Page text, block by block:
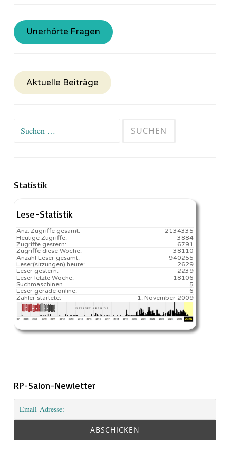
Unerhörte Fragen
Aktuelle Beiträge
Suchen
Statistik
Lese-Statistik
2134335
Anz. Zugriffe gesamt:
3884
Heutige Zugriffe:
6791
Zugriffe gestern:
38110
Zugriffe diese Woche:
940255
Anzahl Leser gesamt:
2629️
Leser(sitzungen) heute:
2239
Leser gestern:
18106️
Leser letzte Woche:
5
Suchmaschinen
6
Leser gerade online:
1. November 2009
Zähler startete:
RP-Salon-Newletter